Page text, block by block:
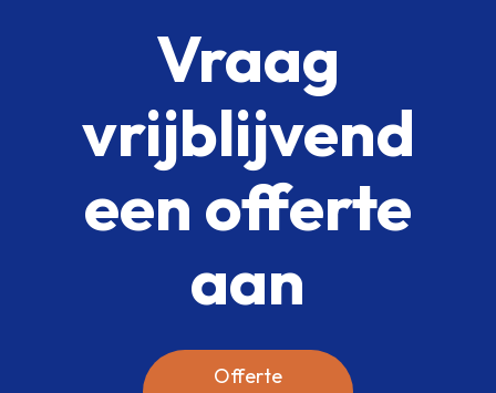
Vraag
vrijblijvend
een offerte
aan
Offerte